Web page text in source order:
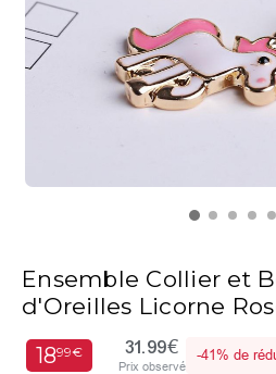
Ensemble Collier et
d'Oreilles Licorne
1899€ 31.99€
Prix observé
-41% de